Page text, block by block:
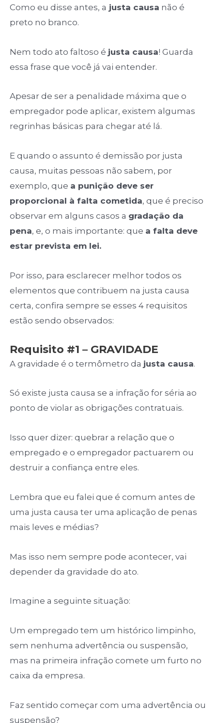
Como eu disse antes, a justa causa não é
preto no branco.
Nem todo ato faltoso é justa causa! Guarda
essa frase que você já vai entender.
Apesar de ser a penalidade máxima que o
empregador pode aplicar, existem algumas
regrinhas básicas para chegar até lá.
E quando o assunto é demissão por justa
causa, muitas pessoas não sabem, por
exemplo, que a punição deve ser
proporcional à falta cometida, que é preciso
observar em alguns casos a gradação da
pena, e, o mais importante: que a falta deve
estar prevista em lei.
Por isso, para esclarecer melhor todos os
elementos que contribuem na justa causa
certa, confira sempre se esses 4 requisitos
estão sendo observados:
Requisito #1 – GRAVIDADE
A gravidade é o termômetro da justa causa.
Só existe justa causa se a infração for séria ao
ponto de violar as obrigações contratuais.
Isso quer dizer: quebrar a relação que o
empregado e o empregador pactuarem ou
destruir a confiança entre eles.
Lembra que eu falei que é comum antes de
uma justa causa ter uma aplicação de penas
mais leves e médias?
Mas isso nem sempre pode acontecer, vai
depender da gravidade do ato.
Imagine a seguinte situação:
Um empregado tem um histórico limpinho,
sem nenhuma advertência ou suspensão,
mas na primeira infração comete um furto no
caixa da empresa.
Faz sentido começar com uma advertência ou
suspensão?